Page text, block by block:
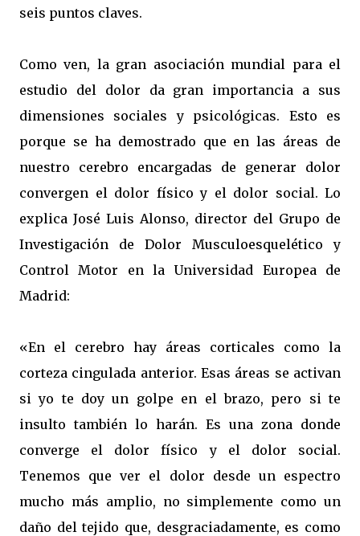
seis puntos claves.
Como ven, la gran asociación mundial para el
estudio del dolor da gran importancia a sus
dimensiones sociales y psicológicas. Esto es
porque se ha demostrado que en las áreas de
nuestro cerebro encargadas de generar dolor
convergen el dolor físico y el dolor social. Lo
explica José Luis Alonso, director del Grupo de
Investigación de Dolor Musculoesquelético y
Control Motor en la Universidad Europea de
Madrid:
«En el cerebro hay áreas corticales como la
corteza cingulada anterior. Esas áreas se activan
si yo te doy un golpe en el brazo, pero si te
insulto también lo harán. Es una zona donde
converge el dolor físico y el dolor social.
Tenemos que ver el dolor desde un espectro
mucho más amplio, no simplemente como un
daño del tejido que, desgraciadamente, es como